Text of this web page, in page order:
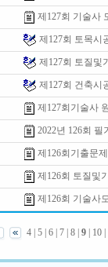
제127회 기술사
제127회 토목시
제127회 토질및
제127회 건축시
제127회기술사
2022년 126회
제126회기출문
제126회 토질및
제126회 기술사
4 5 6 7 8 9 10